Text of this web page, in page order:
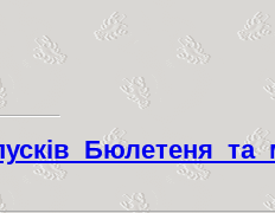
Бюлетеня та